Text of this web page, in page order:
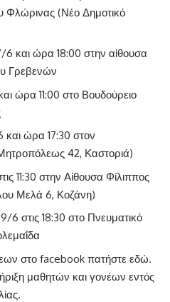
(Νέο Δημοτικό
και ώρα 18:00 στην αίθουσα
Γρεβενών
ώρα 11:00 στο Βουδούρειο
ώρα 17:30 στον
42, Καστοριά)
11:30 στην Αίθουσα Φίλιππος
Μελά 6, Κοζάνη)
στις 18:30 στο Πνευματικό
στο facebook πατήστε εδώ.
μαθητών και γονέων εντός